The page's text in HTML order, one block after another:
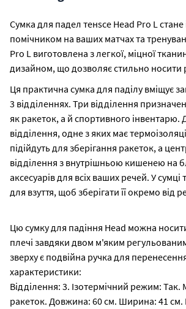
Сумка для падел тенsce Head Pro L
помічником на ваших матчах та
Pro L виготовлена з легкої, міцної
дизайном, що дозволяє стильно носити
Ця практична сумка для паділу вміщує
3 відділеннях. Три відділення
як ракеток, а й спортивного інвентарю.
відділення, одне з яких має
підійдуть для зберігання ракеток, а
відділення з внутрішньою кишенею на
аксесуарів для всіх ваших речей. У
для взуття, щоб зберігати її окремо від
Цю сумку для падіння Head можна
плечі завдяки двом м'яким
зверху є подвійна ручка для перенесення
характеристики:
Відділення: 3. Ізотермічний режим: Так.
ракеток. Довжина: 60 ​​см. Ширина: 41 см.